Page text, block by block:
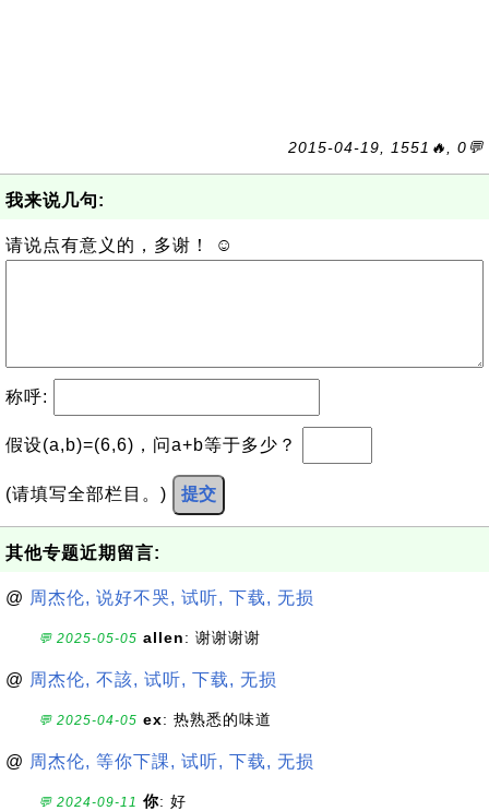
2015-04-19, 1551🔥, 0💬
我来说几句:
请说点有意义的，多谢！ ☺
称呼:
假设(a,b)=(6,6)，问a+b等于多少？
(请填写全部栏目。) 提交
其他专题近期留言:
@ 周杰伦, 说好不哭, 试听, 下载, 无损
💬 2025-05-05 allen: 谢谢谢谢
@ 周杰伦, 不該, 试听, 下载, 无损
💬 2025-04-05 ex: 热熟悉的味道
@ 周杰伦, 等你下課, 试听, 下载, 无损
💬 2024-09-11 你: 好